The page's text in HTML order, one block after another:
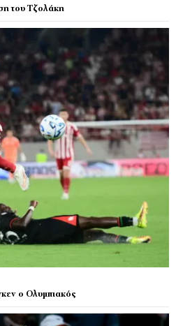
του Τζολάκη
ο Ολυμπιακός